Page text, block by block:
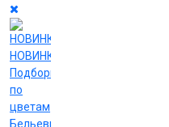
НОВИНКИ
Подборки
по
цветам
Бельевые